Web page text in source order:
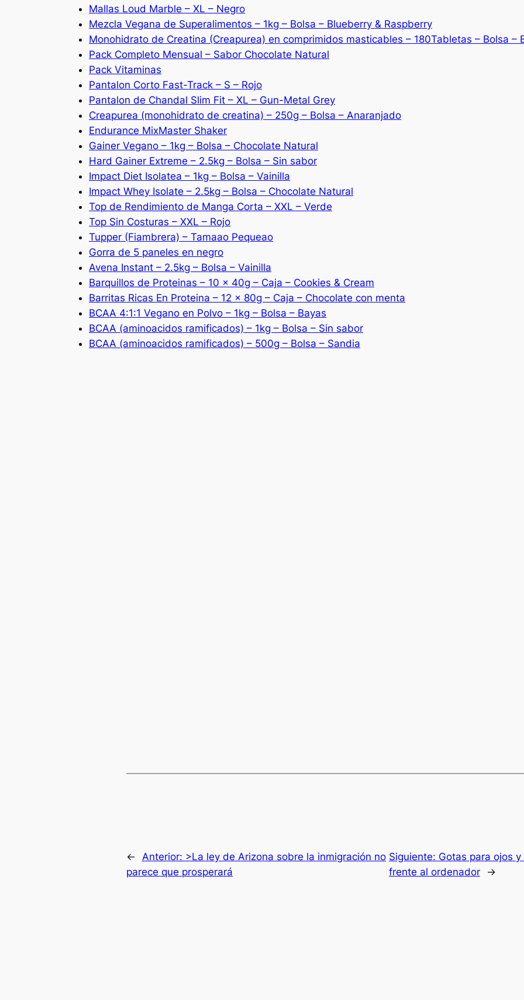
Mallas Loud Marble – XL – Negro
Mezcla Vegana de Superalimentos – 1kg – Bolsa – Blueberry & Raspberry
Monohidrato de Creatina (Creapurea) en comprimidos masticables – 180Tabletas – Bolsa –
Pack Completo Mensual – Sabor Chocolate Natural
Pack Vitaminas
Pantalon Corto Fast-Track – S – Rojo
Pantalon de Chandal Slim Fit – XL – Gun-Metal Grey
Creapurea (monohidrato de creatina) – 250g – Bolsa – Anaranjado
Endurance MixMaster Shaker
Gainer Vegano – 1kg – Bolsa – Chocolate Natural
Hard Gainer Extreme – 2.5kg – Bolsa – Sin sabor
Impact Diet Isolatea – 1kg – Bolsa – Vainilla
Impact Whey Isolate – 2.5kg – Bolsa – Chocolate Natural
Top de Rendimiento de Manga Corta – XXL – Verde
Top Sin Costuras – XXL – Rojo
Tupper (Fiambrera) – Tamaao Pequeao
Gorra de 5 paneles en negro
Avena Instant – 2.5kg – Bolsa – Vainilla
Barquillos de Proteinas – 10 x 40g – Caja – Cookies & Cream
Barritas Ricas En Proteina – 12 x 80g – Caja – Chocolate con menta
BCAA 4:1:1 Vegano en Polvo – 1kg – Bolsa – Bayas
BCAA (aminoacidos ramificados) – 1kg – Bolsa – Sin sabor
BCAA (aminoacidos ramificados) – 500g – Bolsa – Sandia
← Anterior: >La ley de Arizona sobre la inmigración no
parece que prosperará
Siguiente: Gotas para ojos
frente al ordenador
→